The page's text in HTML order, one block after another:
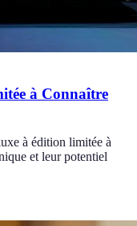
à Connaître
à édition limitée à
et leur potentiel